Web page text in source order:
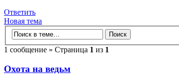
Ответить
Новая тема
1 сообщение » Страница 1 из 1
Охота на ведьм